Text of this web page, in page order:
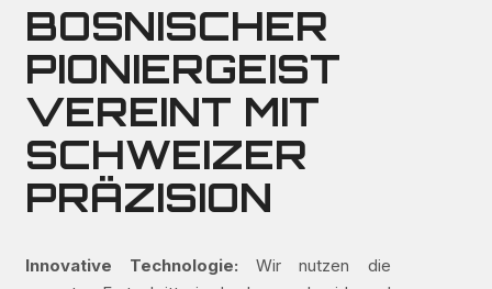
BOSNISCHER
PIONIERGEIST
VEREINT MIT
SCHWEIZER
PRÄZISION
Innovative Technologie: Wir nutzen die